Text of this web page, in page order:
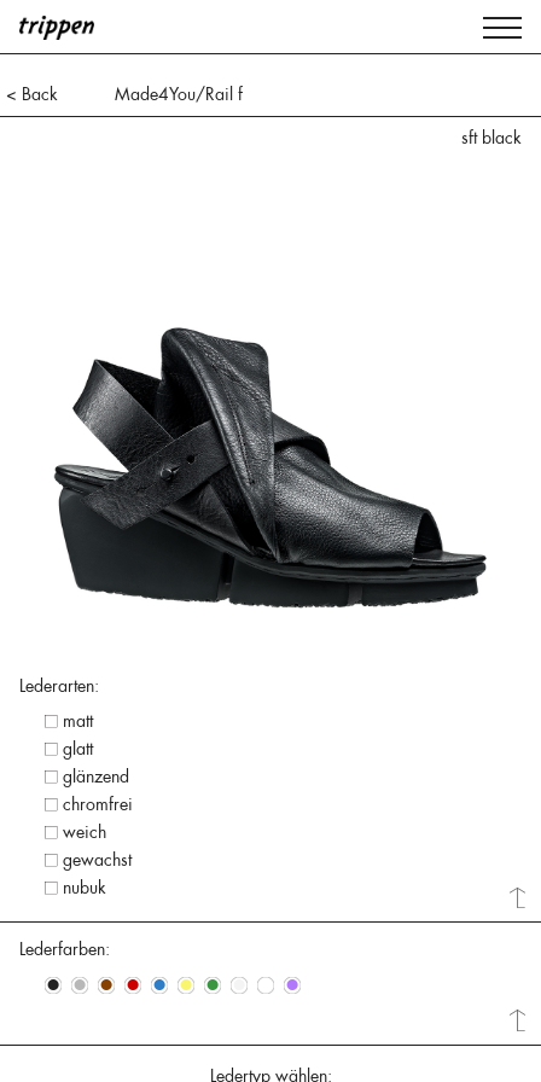
< Back
Made4You/Rail f
sft black
Lederarten:
matt
glatt
glänzend
chromfrei
weich
gewachst
nubuk
Lederfarben:
• • • • • • • • • •
Ledertyp wählen: